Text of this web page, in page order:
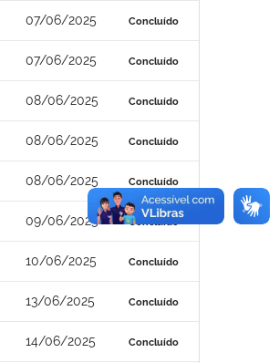
07/06/2025 Concluído
07/06/2025 Concluído
08/06/2025 Concluído
08/06/2025 Concluído
08/06/2025 Concluído
09/06/2025 Concluído
10/06/2025 Concluído
13/06/2025 Concluído
14/06/2025 Concluído